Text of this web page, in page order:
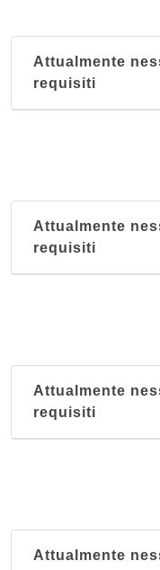
Attualmente
requisiti
Attualmente
requisiti
Attualmente
requisiti
Attualmente